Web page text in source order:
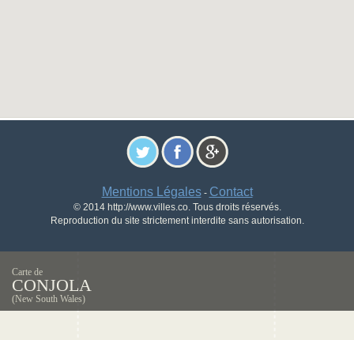
Mentions Légales- Contact
© 2014 http://www.villes.co. Tous droits réservés.
Reproduction du site strictement interdite sans autorisation.
Carte de
CONJOLA
(New South Wales)